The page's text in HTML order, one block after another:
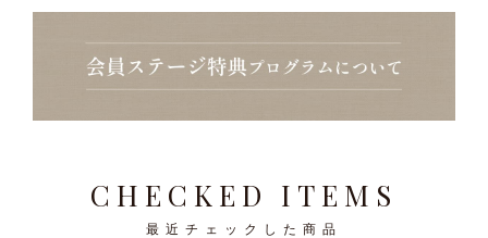
CHECKED ITEMS
最近チェックした商品